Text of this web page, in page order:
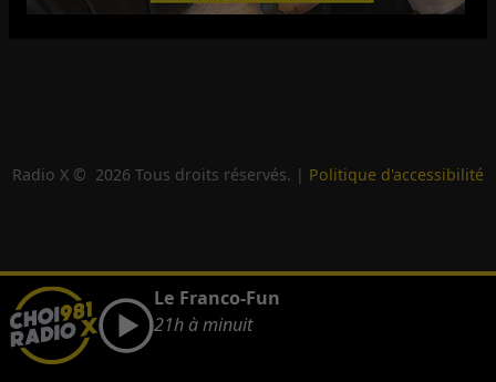
Radio X © 2026 Tous droits réservés. | Politique d'accessibilité
Le Franco-Fun
21h à minuit